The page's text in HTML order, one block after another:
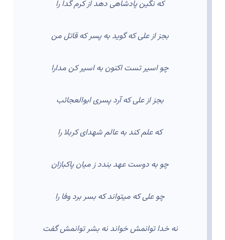
که نگین پادشاهی دهد از کرم گدا را
بجز از علی که گوید به پسر که قاتل من
چو اسیر تست اکنون به اسیر کن مدارا
بجز از علی که آرد پسری ابوالعجائب
که علم کند به عالم شهدای کربلا را
چو به دوست عهد بندد ز میان پاکبازان
چو علی که میتواند که بسر برد وفا را
نه خدا توانمش خواند نه بشر توانمش گفت